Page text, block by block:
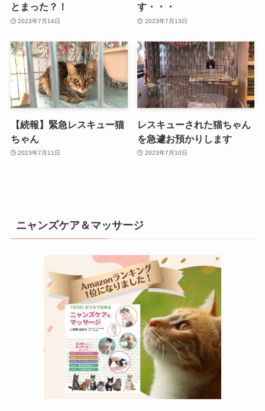
とまった？！
2023年7月14日
す・・・
2023年7月13日
【続報】緊急レスキュー猫
ちゃん
2023年7月11日
レスキューされた猫ちゃん
を急遽お預かりします
2023年7月10日
ニャンズケア＆マッサージ